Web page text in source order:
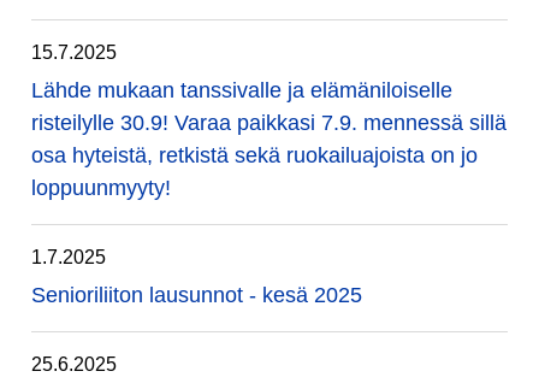
15.7.2025
Lähde mukaan tanssivalle ja elämäniloiselle
risteilylle 30.9! Varaa paikkasi 7.9. mennessä sillä
osa hyteistä, retkistä sekä ruokailuajoista on jo
loppuunmyyty!
1.7.2025
Senioriliiton lausunnot - kesä 2025
25.6.2025